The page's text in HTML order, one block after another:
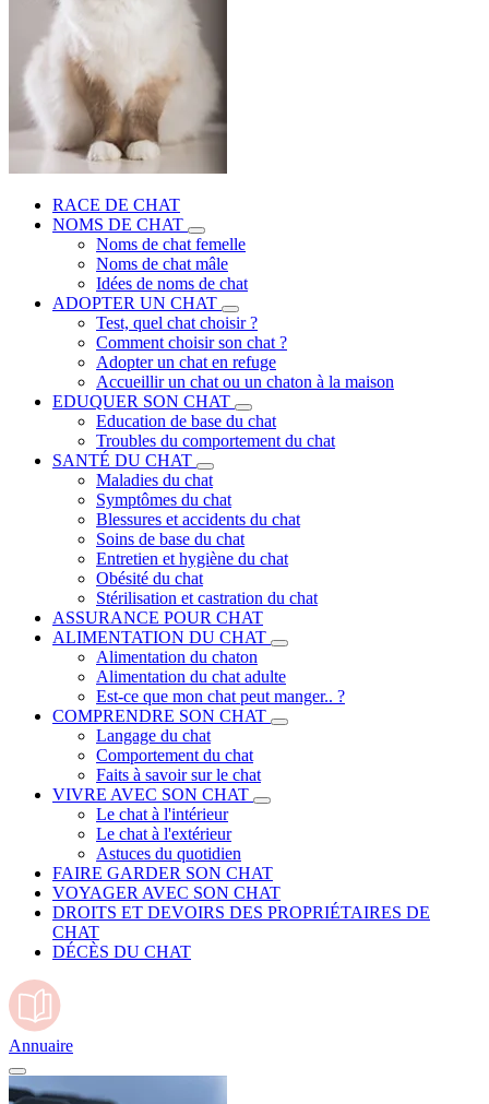
RACE DE CHAT
NOMS DE CHAT
Noms de chat femelle
Noms de chat mâle
Idées de noms de chat
ADOPTER UN CHAT
Test, quel chat choisir ?
Comment choisir son chat ?
Adopter un chat en refuge
Accueillir un chat ou un chaton à la maison
EDUQUER SON CHAT
Education de base du chat
Troubles du comportement du chat
SANTÉ DU CHAT
Maladies du chat
Symptômes du chat
Blessures et accidents du chat
Soins de base du chat
Entretien et hygiène du chat
Obésité du chat
Stérilisation et castration du chat
ASSURANCE POUR CHAT
ALIMENTATION DU CHAT
Alimentation du chaton
Alimentation du chat adulte
Est-ce que mon chat peut manger.. ?
COMPRENDRE SON CHAT
Langage du chat
Comportement du chat
Faits à savoir sur le chat
VIVRE AVEC SON CHAT
Le chat à l'intérieur
Le chat à l'extérieur
Astuces du quotidien
FAIRE GARDER SON CHAT
VOYAGER AVEC SON CHAT
DROITS ET DEVOIRS DES PROPRIÉTAIRES DE
CHAT
DÉCÈS DU CHAT
Annuaire